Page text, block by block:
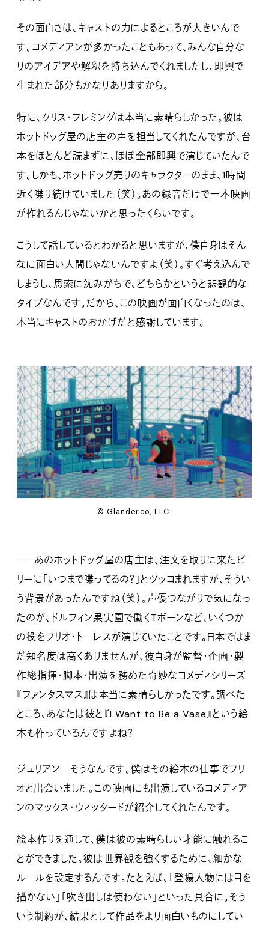
その面白さは、キャストの力によるところが大きいんで
す。コメディアンが多かったこともあって、みんな自分な
りのアイデアや解釈を持ち込んでくれましたし、即興で
生まれた部分もかなりありますから。
特に、クリス・フレミングは本当に素晴らしかった。彼は
ホットドッグ屋の店主の声を担当してくれたんですが、台
本をほとんど読まずに、ほぼ全部即興で演じていたんで
す。しかも、ホットドッグ売りのキャラクターのまま、1時間
近く喋り続けていました（笑）。あの録音だけで一本映画
が作れるんじゃないかと思ったくらいです。
こうして話しているとわかると思いますが、僕自身はそん
なに面白い人間じゃないんですよ（笑）。すぐ考え込んで
しまうし、思索に沈みがちで、どちらかというと悲観的な
タイプなんです。だから、この映画が面白くなったのは、
本当にキャストのおかげだと感謝しています。
© Glanderco, LLC.
ーーあのホットドッグ屋の店主は、注文を取りに来たビ
リーに「いつまで喋ってるの？」とツッコまれますが、そうい
う背景があったんですね（笑）。声優つながりで気になっ
たのが、ドルフィン果実園で働くTボーンなど、いくつか
の役をフリオ・トーレスが演じていたことです。日本ではま
だ知名度は高くありませんが、彼自身が監督・企画・製
作総指揮・脚本・出演を務めた奇妙なコメディシリーズ
『ファンタスマス』は本当に素晴らしかったです。調べた
ところ、あなたは彼と『I Want to Be a Vase』という絵
本も作っているんですよね？
ジュリアン そうなんです。僕はその絵本の仕事でフリ
オと出会いました。この映画にも出演しているコメディア
ンのマックス・ウィッタードが紹介してくれたんです。
絵本作りを通して、僕は彼の素晴らしい才能に触れるこ
とができました。彼は世界観を強くするために、細かな
ルールを設定するんです。たとえば、「登場人物には目を
描かない」「吹き出しは使わない」といった具合に。そう
いう制約が、結果として作品をより面白いものにしてい